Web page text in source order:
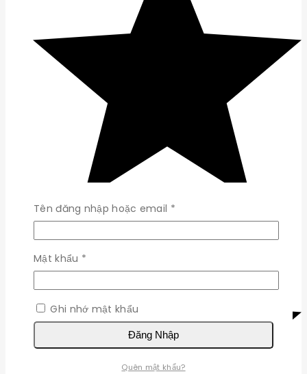
Tên đăng nhập hoặc email *Bắt
buộc
Mật khẩu *
buộc
Ghi nhớ mật khẩu
Đăng Nhập
Quên mật khẩu?